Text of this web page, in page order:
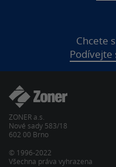
Chcete
Podívejte
ZONER a.s.
Nové sady 583/18
602 00 Brno
© 1996-2022
Všechna práva vyhrazena